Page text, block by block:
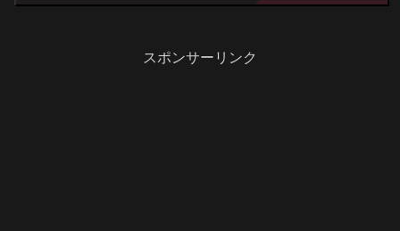
スポンサーリンク